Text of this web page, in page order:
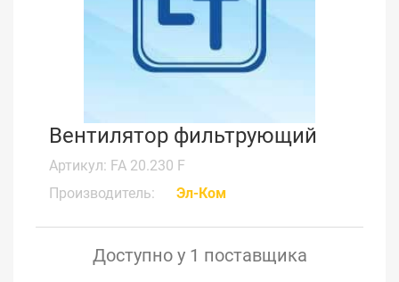
Вентилятор фильтрующий
Артикул: FA 20.230 F
Производитель:
Эл-Ком
Доступно у 1 поставщика